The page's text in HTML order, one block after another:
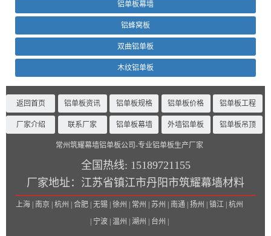
铝单板幕墙
铝蜂窝板
双曲铝单板
木纹铝单板
返回首页 铝单板资讯 铝单板规格 铝单板价格 铝单板工程
厂家介绍 联系厂家 铝单板幕墙 外墙铝单板 铝单板吊顶
常州筑耀幕墙铝单板公司-专业铝单板生产厂家
全国热线: 15189721155
厂家地址： 江苏省镇江市丹阳市筑耀幕墙材料
上海 | 南京 | 杭州 | 合肥 | 无锡 | 徐州 | 常州 | 苏州 | 南通 | 扬州 | 镇江 | 杭州
| 宁波 | 温州 | 湖州 | 台州 |